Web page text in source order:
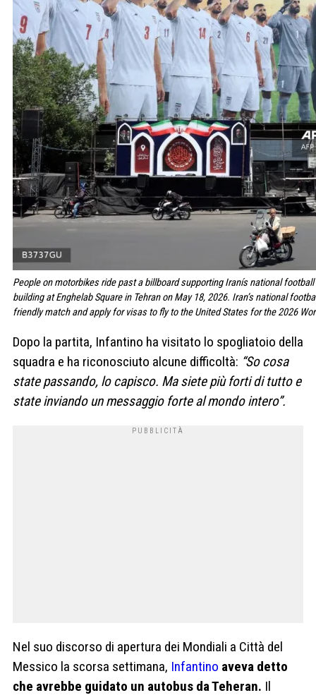
People on motorbikes ride past a billboard supporting Iranís national
building at Enghelab Square in Tehran on May 18, 2026. Iran’s national
friendly match and apply for visas to fly to the United States for the 2026
Dopo la partita, Infantino ha visitato lo spogliatoio della
squadra e ha riconosciuto alcune difficoltà: “So cosa
state passando, lo capisco. Ma siete più forti di tutto e
state inviando un messaggio forte al mondo intero”.
Nel suo discorso di apertura dei Mondiali a Città del
Messico la scorsa settimana, Infantino aveva detto
che avrebbe guidato un autobus da Teheran. Il